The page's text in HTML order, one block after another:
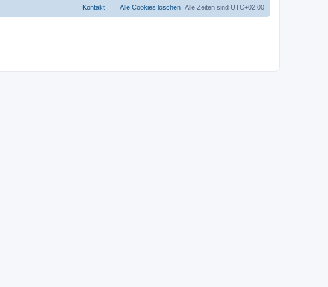
Alle Zeiten sind UTC+02:00
Alle Cookies löschen
Kontakt